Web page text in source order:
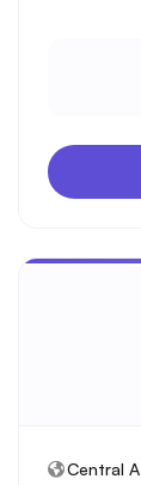
Central